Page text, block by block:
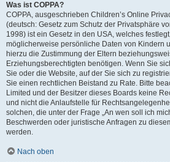
Was ist COPPA?
COPPA, ausgeschrieben Children’s Online
(deutsch: Gesetz zum Schutz der Privatsphäre
1998) ist ein Gesetz in den USA, welches
möglicherweise persönliche Daten von Kindern
hierzu die Zustimmung der Eltern
Erziehungsberechtigten benötigen. Wenn Sie
Sie oder die Website, auf der Sie sich zu
Sie einen rechtlichen Beistand zu Rate. Bitte
Limited und der Besitzer dieses Boards keine
und nicht die Anlaufstelle für
solchen, die unter der Frage „An wen soll ich
Beschwerden oder juristische Anfragen zu
werden.
Nach oben